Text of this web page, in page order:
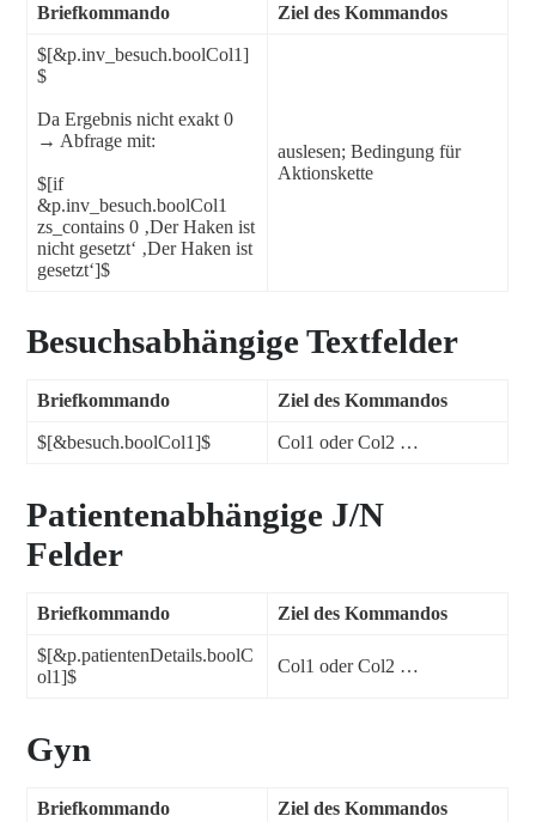
Briefkommando Ziel des Kommandos
$[&p.inv_besuch.boolCol1]
$
Da Ergebnis nicht exakt 0
→ Abfrage mit:
$[if
&p.inv_besuch.boolCol1
zs_contains 0 ‚Der Haken ist
nicht gesetzt‘ ‚Der Haken ist
gesetzt‘]$
auslesen; Bedingung für
Aktionskette
Besuchsabhängige Textfelder
Briefkommando Ziel des Kommandos
$[&besuch.boolCol1]$ Col1 oder Col2 …
Patientenabhängige J/N
Felder
Briefkommando Ziel des Kommandos
$[&p.patientenDetails.boolC
ol1]$
Col1 oder Col2 …
Gyn
Briefkommando Ziel des Kommandos